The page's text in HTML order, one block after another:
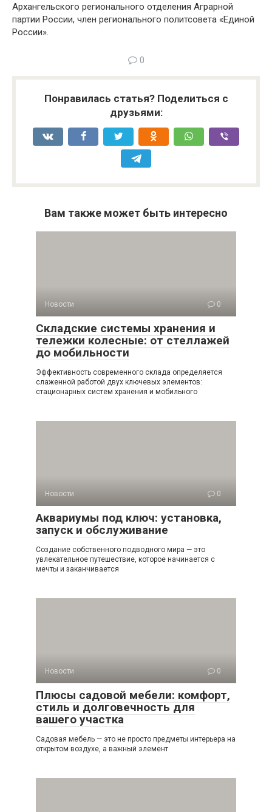
Архангельского регионального отделения Аграрной
партии России, член регионального политсовета «Единой
России».
0
Понравилась статья? Поделиться с
друзьями:
Вам также может быть интересно
Новости 0
Складские системы хранения и
тележки колесные: от стеллажей
до мобильности
Эффективность современного склада определяется
слаженной работой двух ключевых элементов:
стационарных систем хранения и мобильного
Новости 0
Аквариумы под ключ: установка,
запуск и обслуживание
Создание собственного подводного мира — это
увлекательное путешествие, которое начинается с
мечты и заканчивается
Новости 0
Плюсы садовой мебели: комфорт,
стиль и долговечность для
вашего участка
Садовая мебель — это не просто предметы интерьера на
открытом воздухе, а важный элемент